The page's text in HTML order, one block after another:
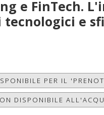
e FinTech.
e
PER IL
DISPONIBILE